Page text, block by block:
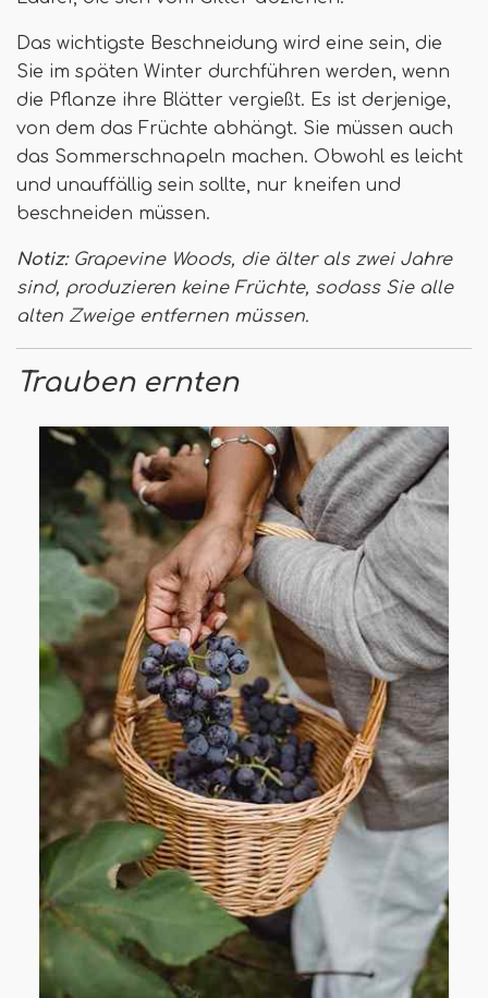
Das wichtigste Beschneidung wird eine sein, die
Sie im späten Winter durchführen werden, wenn
die Pflanze ihre Blätter vergießt. Es ist derjenige,
von dem das Früchte abhängt. Sie müssen auch
das Sommerschnapeln machen. Obwohl es leicht
und unauffällig sein sollte, nur kneifen und
beschneiden müssen.
Notiz:Grapevine Woods, die älter als zwei Jahre
sind, produzieren keine Früchte, sodass Sie alle
alten Zweige entfernen müssen.
Trauben ernten